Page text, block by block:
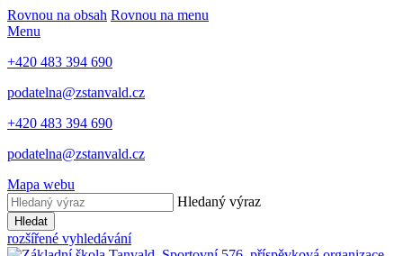
Rovnou na obsah Rovnou na menu
Menu
+420 483 394 690
podatelna@zstanvald.cz
+420 483 394 690
podatelna@zstanvald.cz
Mapa webu
Hledaný výraz
Hledat
rozšířené vyhledávání